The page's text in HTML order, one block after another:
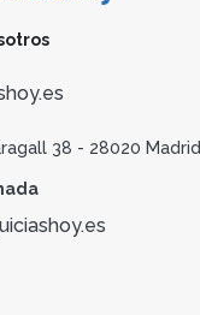
38 - 28020 Madrid